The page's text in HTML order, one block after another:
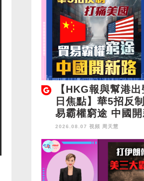
【HKG報與幫港
日焦點】華5招反
易霸權窮途 中國
2026.08.07 視頻 周天慧